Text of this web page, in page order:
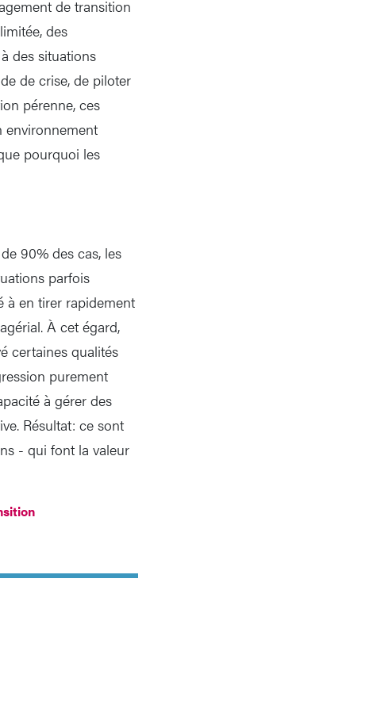
de transition
des
des situations
de crise, de piloter
pérenne, ces
environnement
pourquoi les
90% des cas, les
parfois
à en tirer rapidement
À cet égard,
certaines qualités
purement
à gérer des
Résultat: ce sont
- qui font la valeur